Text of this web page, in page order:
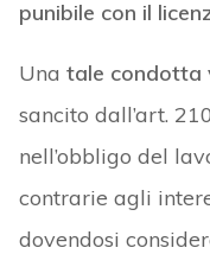
punibile con il
Una tale condotta
sancito dall’art.
nell’obbligo del
contrarie agli
dovendosi